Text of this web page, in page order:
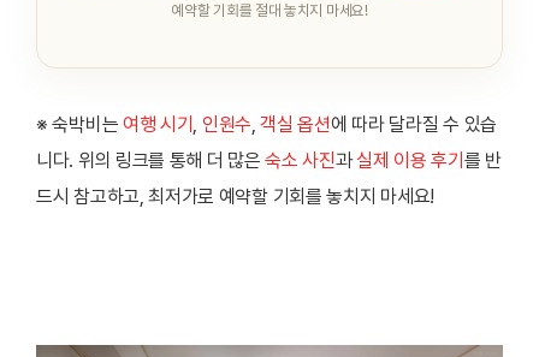
예약할 기회를 절대 놓치지 마세요!
※ 숙박비는 여행 시기 , 인원수, 객실 옵션에 따라 달라질 수 있습
니다. 위의 링크를 통해 더 많은 숙소 사진과실제 이용 후기 를 반
드시 참고하고, 최저가로 예약할 기회를 놓치지 마세요!